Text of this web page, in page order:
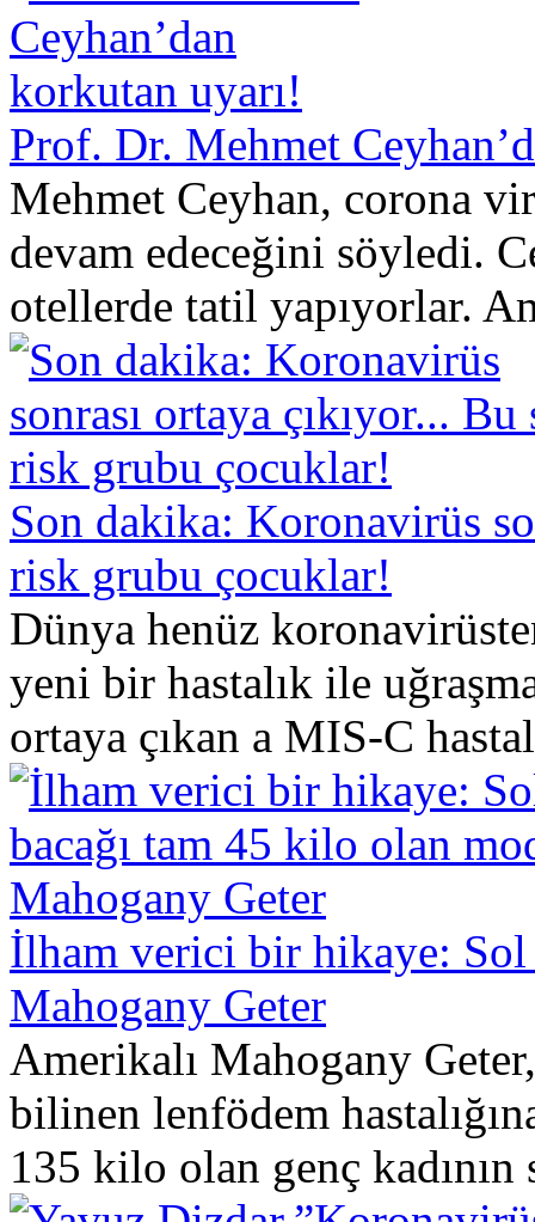
Prof. Dr. Mehmet
Mehmet Ceyhan, corona
devam edeceğini söyledi.
otellerde tatil yapıyorlar.
Son dakika: Koronavirüs
risk grubu çocuklar!
Dünya henüz
yeni bir hastalık ile
ortaya çıkan a MIS-C
İlham verici bir hikaye: Sol
Mahogany Geter
Amerikalı Mahogany
bilinen lenfödem
135 kilo olan genç kadının